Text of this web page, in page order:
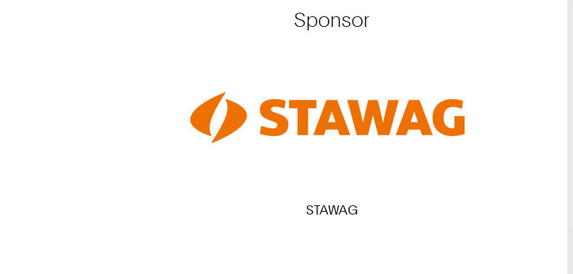
Sponsor
STAWAG